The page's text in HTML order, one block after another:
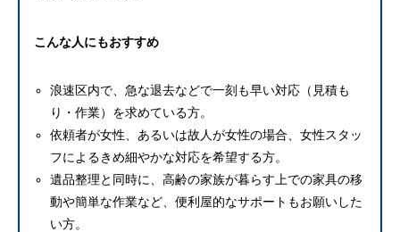
こんな人にもおすすめ
浪速区内で、急な退去などで一刻も早い対応（見積も
り・作業）を求めている方。
依頼者が女性、あるいは故人が女性の場合、女性スタッ
フによるきめ細やかな対応を希望する方。
遺品整理と同時に、高齢の家族が暮らす上での家具の移
動や簡単な作業など、便利屋的なサポートもお願いした
い方。